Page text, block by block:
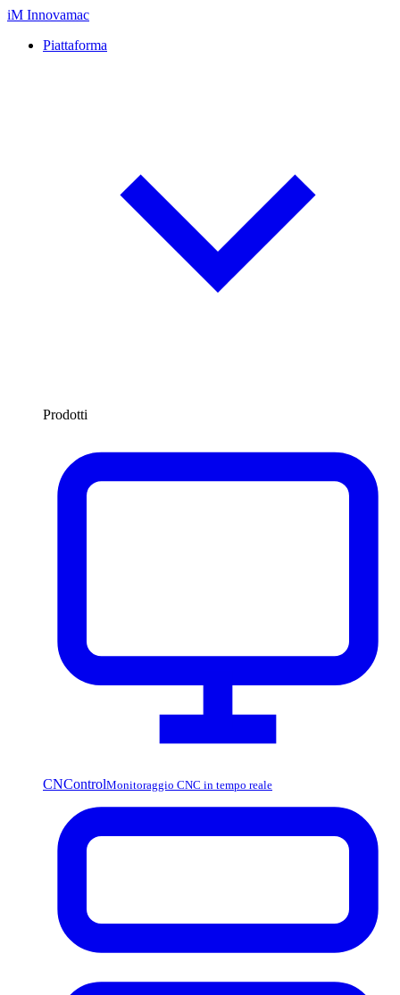
iM Innovamac
Piattaforma
Prodotti
CNControlMonitoraggio CNC in tempo reale